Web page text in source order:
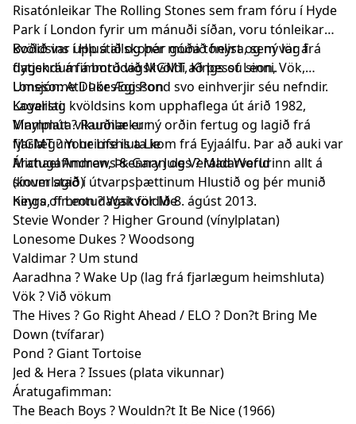
Risatónleikar The Rolling Stones sem fram fóru í Hyde
Park í London fyrir um mánuði síðan, voru tónleikar
kvöldsins í Hlustið og þér munið heyra, sem var á
dagskrá á fimmtudagskvöldi að þessu sinni.
Boðið var upp á allskonar góða tónlist og ný lög frá
flytjendum á borð við MGMT, Kings of Leon, Vök,
Lonesome Dukes og Pond svo einhverjir séu nefndir.
Koverlag kvöldsins kom upphaflega út árið 1982,
Vínylplata vikunnar er ný orðin fertug og lagið frá
fjarlægum heimshluta kom frá Eyjaálfu. Þar að auki var
Áratugafimman, Þrennan og Veraldarvefurinn allt á
sínum stað í útvarpsþættinum Hlustið og þér munið
heyra, fimmtudagskvöldið 8. ágúst 2013.
Umsjón: Atli Þór Ægisson
Lagalisti:
Mammút ? Rauðilækur
MGMT ? Your Life is a Lie
Michael Andrews & Gary Jules ? Mad World
(koverlagið)
Kings of Leon ? Wait for Me
Stevie Wonder ? Higher Ground (vínylplatan)
Lonesome Dukes ? Woodsong
Valdimar ? Um stund
Aaradhna ? Wake Up (lag frá fjarlægum heimshluta)
Vök ? Við vökum
The Hives ? Go Right Ahead / ELO ? Don?t Bring Me
Down (tvífarar)
Pond ? Giant Tortoise
Jed & Hera ? Issues (plata vikunnar)
Áratugafimman:
The Beach Boys ? Wouldn?t It Be Nice (1966)